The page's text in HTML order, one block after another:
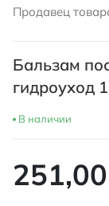
Продавец
Бальзам
гидроуход
В наличии